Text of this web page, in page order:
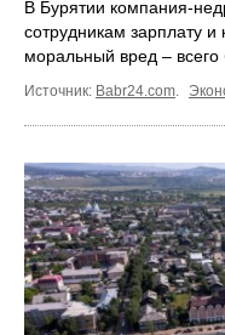
В Бурятии компания-
сотрудникам зарплату
моральный вред – всего
Источник: Babr24.com.